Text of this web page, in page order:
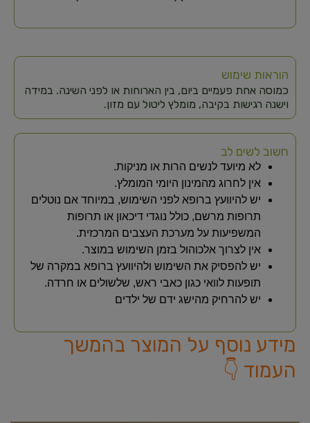
הוראות שימוש
כמוסה אחת פעמיים ביום, בין הארוחות או לפני השינה. במידה
וישנה רגישות בקיבה, מומלץ ליטול עם מזון.​
חשוב לשים לב
לא מיועד לנשים הרות או מניקות.
אין לחרוג מהמינון היומי המומלץ.
יש להיוועץ ברופא לפני השימוש, במיוחד אם נוטלים
תרופות מרשם, כולל נוגדי דיכאון או תרופות
המשפיעות על מערכת העצבים המרכזית.
אין לצרוך אלכוהול בזמן השימוש במוצר.
יש להפסיק את השימוש ולהיוועץ ברופא במקרה של
תופעות לוואי כגון כאבי ראש, שלשולים או חרדה.
יש להרחיק מהישג ידם של ילדים
מידע נוסף על המוצר בהמשך
העמוד 👇